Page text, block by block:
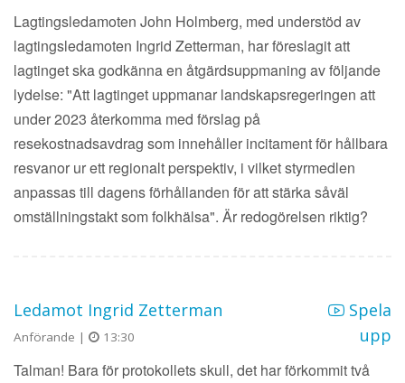
Lagtingsledamoten John Holmberg, med understöd av
lagtingsledamoten Ingrid Zetterman, har föreslagit att
lagtinget ska godkänna en åtgärdsuppmaning av följande
lydelse: "Att lagtinget uppmanar landskapsregeringen att
under 2023 återkomma med förslag på
resekostnadsavdrag som innehåller incitament för hållbara
resvanor ur ett regionalt perspektiv, i vilket styrmedlen
anpassas till dagens förhållanden för att stärka såväl
omställningstakt som folkhälsa". Är redogörelsen riktig?
Ledamot Ingrid Zetterman
Anförande | 13:30
Spela
upp
Talman! Bara för protokollets skull, det har förkommit två